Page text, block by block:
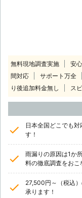
無料現地調査実施 安
間対応
サポート万全
り後追加料金無し
ス
日本全国どこでも
す！
雨漏りの原因は1か
料の徹底調査をおこ
27,500円～（税込
承ります！